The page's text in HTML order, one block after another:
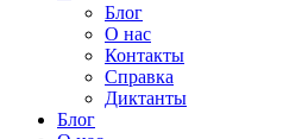
Блог
О нас
Контакты
Справка
Диктанты
Блог